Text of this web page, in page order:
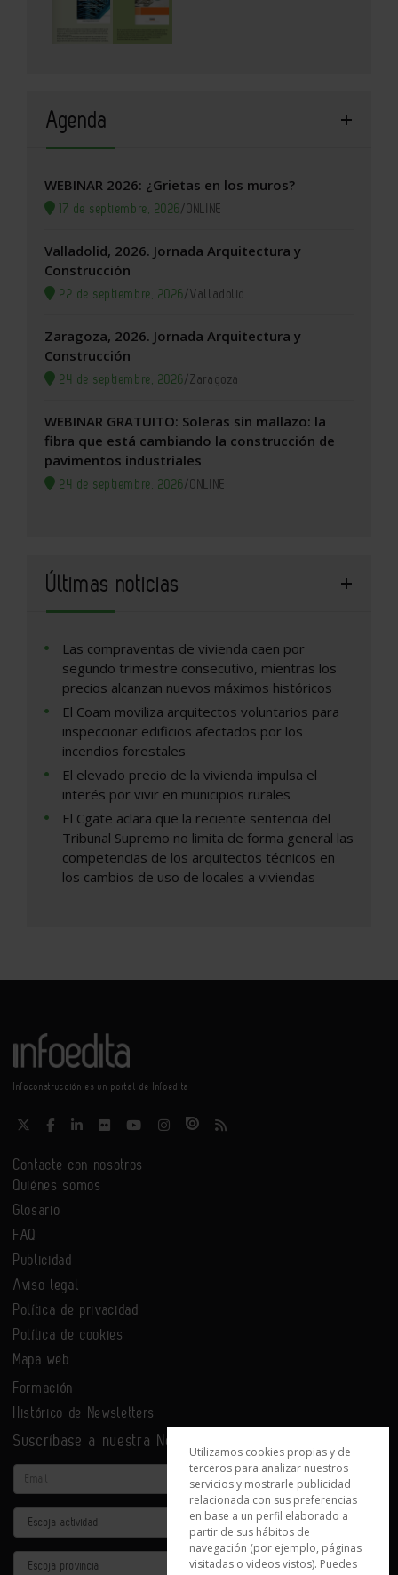
Agenda
WEBINAR 2026: ¿Grietas en los muros?
17 de septiembre, 2026/ONLINE
Valladolid, 2026. Jornada Arquitectura y
Construcción
22 de septiembre, 2026/Valladolid
Zaragoza, 2026. Jornada Arquitectura y
Construcción
24 de septiembre, 2026/Zaragoza
WEBINAR GRATUITO: Soleras sin mallazo: la
fibra que está cambiando la construcción de
pavimentos industriales
24 de septiembre, 2026/ONLINE
Últimas noticias
Las compraventas de vivienda caen por
segundo trimestre consecutivo, mientras los
precios alcanzan nuevos máximos históricos
El Coam moviliza arquitectos voluntarios para
inspeccionar edificios afectados por los
incendios forestales
El elevado precio de la vivienda impulsa el
interés por vivir en municipios rurales
El Cgate aclara que la reciente sentencia del
Tribunal Supremo no limita de forma general las
competencias de los arquitectos técnicos en
los cambios de uso de locales a viviendas
Infoconstrucción es un portal de Infoedita
Contacte con nosotros
Quiénes somos
Glosario
FAQ
Publicidad
Aviso legal
Política de privacidad
Política de cookies
Mapa web
Formación
Histórico de Newsletters
Suscríbase a nuestra Newsletter
Email
Actividad
Provincia
Utilizamos cookies propias y de
terceros para analizar nuestros
servicios y mostrarle publicidad
relacionada con sus preferencias
en base a un perfil elaborado a
partir de sus hábitos de
navegación (por ejemplo, páginas
visitadas o videos vistos). Puedes